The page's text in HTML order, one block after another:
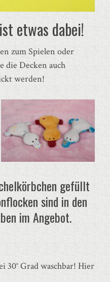
etwas dabei!
zum Spielen oder
die Decken auch
werden!
gefüllt
sind in den
im Angebot.
30° Grad waschbar! Hier